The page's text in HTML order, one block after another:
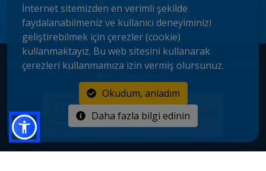
Google Play
2022 - 2026 © Çorum Belediyesi Bilgi İşlem Müdürlüğü tarafından
İnternet sitemizden en verimli şekilde
faydalanabilmeniz ve kullanıcı deneyiminizi
geliştirebilmek için çerezler (cookie)
kullanmaktayız. Bu web sitesini kullanarak
çerezleri kullanmamıza izin vermiş olursunuz.
Okudum, anladım
Daha fazla bilgi edinin